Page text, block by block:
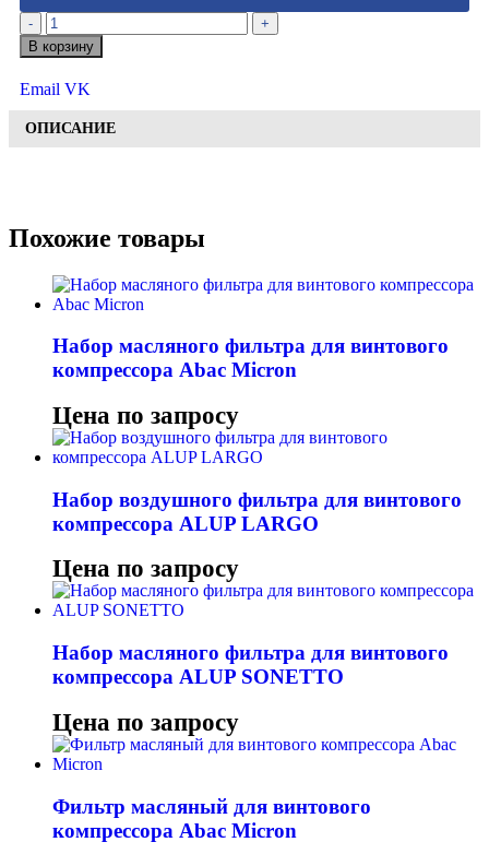
-
+
В корзину
Email VK
ОПИСАНИЕ
Похожие товары
Набор масляного фильтра для винтового
компрессора Abac Micron
Цена по запросу
Набор воздушного фильтра для винтового
компрессора ALUP LARGO
Цена по запросу
Набор масляного фильтра для винтового
компрессора ALUP SONETTO
Цена по запросу
Фильтр масляный для винтового
компрессора Abac Micron